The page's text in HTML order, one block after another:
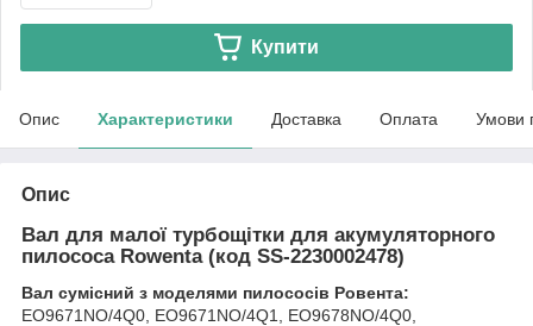
Купити
Опис Характеристики Доставка Оплата Умови
Опис
Вал для малої турбощітки для акумуляторного
пилососа Rowenta (код SS-2230002478)
Вал сумісний з моделями пилососів Ровента:
EO9671NO/4Q0, EO9671NO/4Q1, EO9678NO/4Q0,